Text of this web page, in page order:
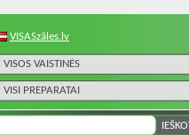
VISASzāles.lv
VISOS VAISTINĖS
VISI PREPARATAI